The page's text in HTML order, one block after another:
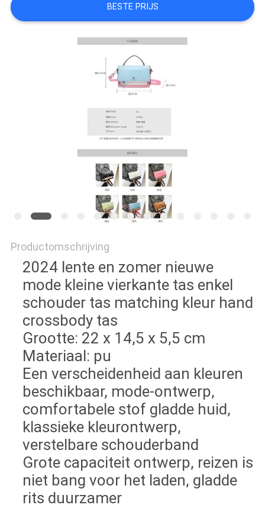
BESTE PRIJS
Productomschrijving
2024 lente en zomer nieuwe
mode kleine vierkante tas enkel
schouder tas matching kleur hand
crossbody tas
Grootte: 22 x 14,5 x 5,5 cm
Materiaal: pu
Een verscheidenheid aan kleuren
beschikbaar, mode-ontwerp,
comfortabele stof gladde huid,
klassieke kleurontwerp,
verstelbare schouderband
Grote capaciteit ontwerp, reizen is
niet bang voor het laden, gladde
rits duurzamer